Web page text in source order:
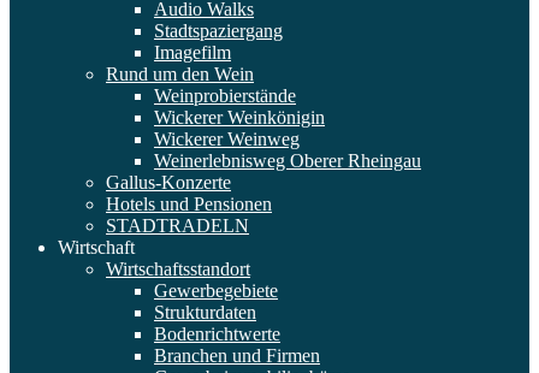
Audio Walks
Stadtspaziergang
Imagefilm
Rund um den Wein
Weinprobierstände
Wickerer Weinkönigin
Wickerer Weinweg
Weinerlebnisweg Oberer Rheingau
Gallus-Konzerte
Hotels und Pensionen
STADTRADELN
Wirtschaft
Wirtschaftsstandort
Gewerbegebiete
Strukturdaten
Bodenrichtwerte
Branchen und Firmen